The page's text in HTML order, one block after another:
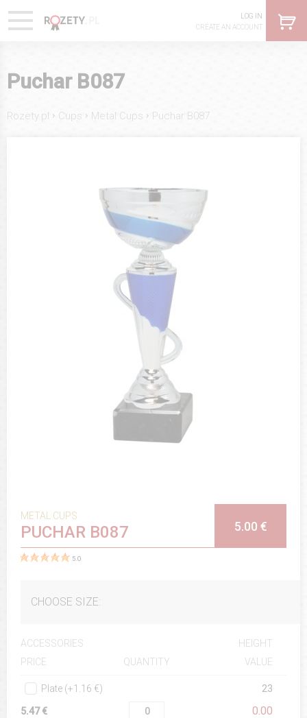
LOG IN
CREATE AN ACCOUNT
Puchar B087
Rozety.pl › Cups › Metal Cups › Puchar B087
METAL CUPS
PUCHAR B087 5.00 €
5.0
CHOOSE SIZE:
ACCESSORIES
HEIGHT
PRICE
QUANTITY VALUE
Plate (+1.16 €) 23
5.47 € 0.00